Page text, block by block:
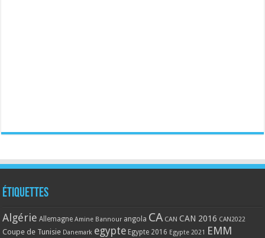
Étiquettes
Algérie Allemagne Amine Bannour angola CA CAN CAN 2016 CAN2022
Coupe de Tunisie Danemark egypte Egypte 2016 Egypte 2021 EMM